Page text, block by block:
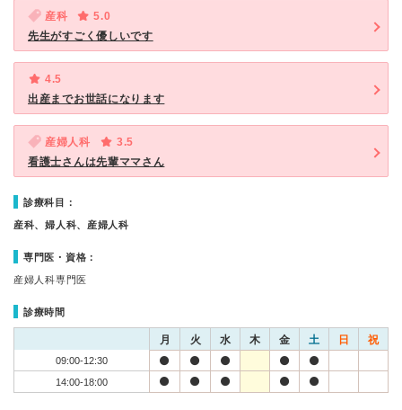
産科
5.0
先生がすごく優しいです
4.5
出産までお世話になります
産婦人科
3.5
看護士さんは先輩ママさん
診療科目：
産科、婦人科、産婦人科
専門医・資格：
産婦人科専門医
診療時間
月 火 水 木 金 土 日 祝
09:00-12:30
14:00-18:00